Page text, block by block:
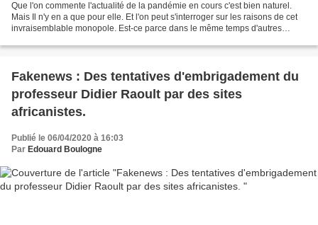
Que l'on commente l'actualité de la pandémie en cours c'est bien naturel.
Mais Il n'y en a que pour elle. Et l'on peut s'interroger sur les raisons de cet
invraisemblable monopole. Est-ce parce dans le même temps d'autres
Fakenews : Des tentatives d'embrigadement du
professeur Didier Raoult par des sites
africanistes.
Publié le 06/04/2020 à 16:03
Par Edouard Boulogne